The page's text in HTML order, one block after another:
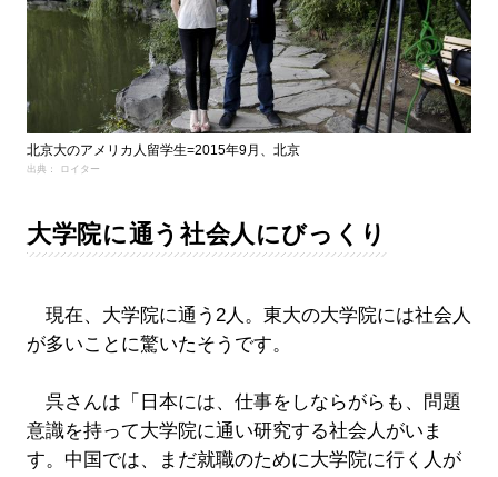
北京大のアメリカ人留学生=2015年9月、北京
出典： ロイター
大学院に通う社会人にびっくり
現在、大学院に通う2人。東大の大学院には社会人
が多いことに驚いたそうです。
呉さんは「日本には、仕事をしならがらも、問題
意識を持って大学院に通い研究する社会人がいま
す。中国では、まだ就職のために大学院に行く人が